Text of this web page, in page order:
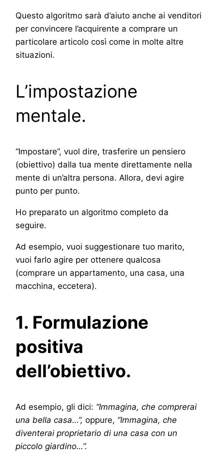
Questo algoritmo sarà d’aiuto anche ai venditori
per convincere l’acquirente a comprare un
particolare articolo così come in molte altre
situazioni.
L’impostazione
mentale.
“Impostare”, vuol dire, trasferire un pensiero
(obiettivo) dalla tua mente direttamente nella
mente di un’altra persona. Allora, devi agire
punto per punto.
Ho preparato un algoritmo completo da
seguire.
Ad esempio, vuoi suggestionare tuo marito,
vuoi farlo agire per ottenere qualcosa
(comprare un appartamento, una casa, una
macchina, eccetera).
1. Formulazione
positiva
dell’obiettivo.
Ad esempio, gli dici: “Immagina, che comprerai
una bella casa…”, oppure, “Immagina, che
diventerai proprietario di una casa con un
piccolo giardino…”.